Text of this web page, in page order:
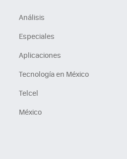
Análisis
Especiales
Aplicaciones
Tecnología en México
Telcel
México